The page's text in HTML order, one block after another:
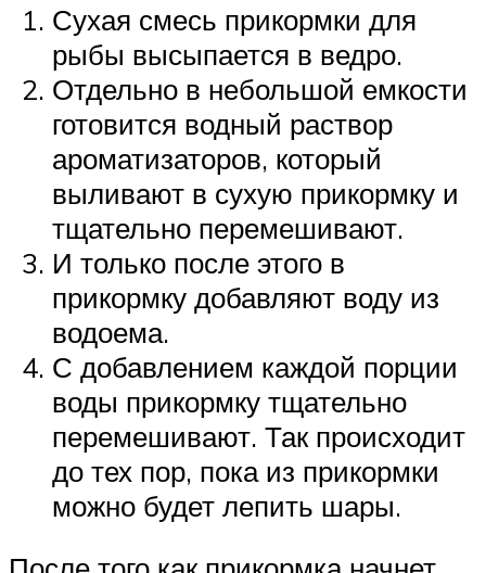
Сухая смесь прикормки для
рыбы высыпается в ведро.
Отдельно в небольшой емкости
готовится водный раствор
ароматизаторов, который
выливают в сухую прикормку и
тщательно перемешивают.
И только после этого в
прикормку добавляют воду из
водоема.
С добавлением каждой порции
воды прикормку тщательно
перемешивают. Так происходит
до тех пор, пока из прикормки
можно будет лепить шары.